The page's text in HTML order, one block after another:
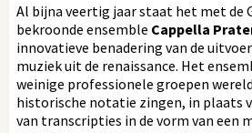
Al bijna veertig jaar staat het met de
bekroonde ensemble Cappella
innovatieve benadering van de
muziek uit de renaissance. Het
weinige professionele groepen
historische notatie zingen, in plaats
van transcripties in de vorm van een